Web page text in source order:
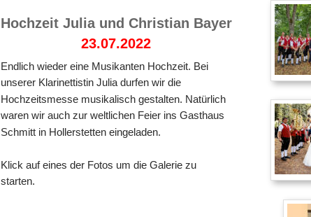
Hochzeit Julia und Christian Bayer
23.07.2022
Endlich wieder eine Musikanten Hochzeit. Bei
unserer Klarinettistin Julia durfen wir die
Hochzeitsmesse musikalisch gestalten. Natürlich
waren wir auch zur weltlichen Feier ins Gasthaus
Schmitt in Hollerstetten eingeladen.
Klick auf eines der Fotos um die Galerie zu
starten.